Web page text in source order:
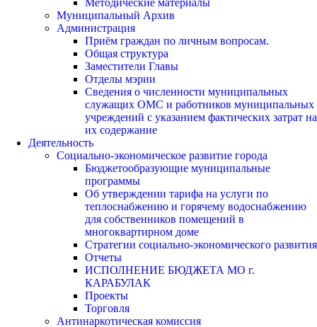
Муниципальный Архив
Администрация
Приём граждан по личным вопросам.
Общая структура
Заместители Главы
Отделы мэрии
Сведения о численности муниципальных
служащих ОМС и работников муниципальных
учреждений с указанием фактических затрат на
их содержание
Деятельность
Социально-экономическое развитие города
Бюджетообразующие муниципальные
программы
Об утверждении тарифа на услуги по
теплоснабжению и горячему водоснабжению
для собственников помещений в
многоквартирном доме
Стратегии социально-экономического развития
Отчеты
ИСПОЛНЕНИЕ БЮДЖЕТА МО г.
КАРАБУЛАК
Проекты
Торговля
Антинаркотическая комиссия